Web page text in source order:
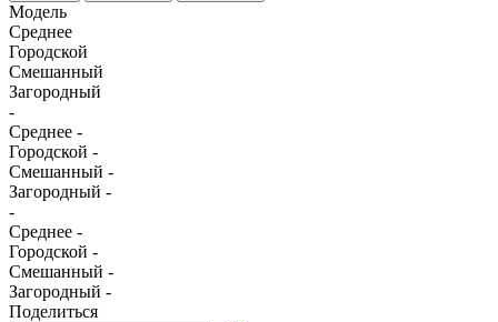
Модель
Среднее
Городской
Смешанный
Загородный
-
Среднее -
Городской -
Смешанный -
Загородный -
-
Среднее -
Городской -
Смешанный -
Загородный -
Поделиться